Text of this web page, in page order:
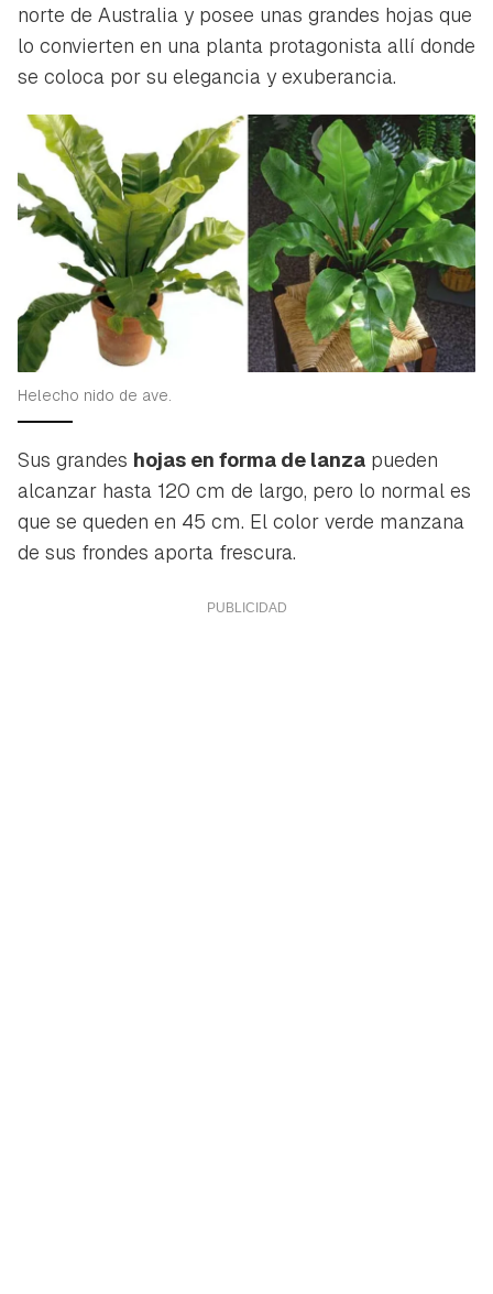
norte de Australia y posee unas grandes hojas que
lo convierten en una planta protagonista allí donde
se coloca por su elegancia y exuberancia.
Helecho nido de ave.
Sus grandes hojas en forma de lanza pueden
alcanzar hasta 120 cm de largo, pero lo normal es
que se queden en 45 cm. El color verde manzana
de sus frondes aporta frescura.